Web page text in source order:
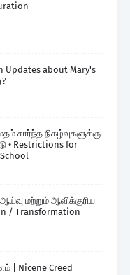
Updates about Mary's
சார்ந்த நிகழ்வுகளுக்கு
Restrictions for
மற்றும் ஆவிக்குரிய
/ Transformation
| Nicene Creed